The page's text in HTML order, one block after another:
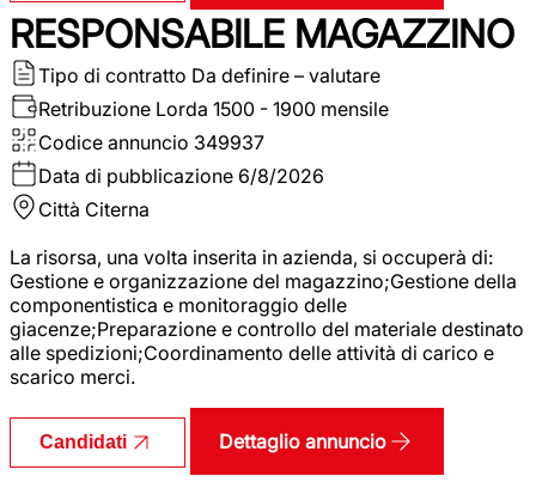
RESPONSABILE MAGAZZINO
Tipo di contratto Da definire – valutare
Retribuzione Lorda 1500 - 1900 mensile
Codice annuncio 349937
Data di pubblicazione 6/8/2026
Città Citerna
La risorsa, una volta inserita in azienda, si occuperà di:
Gestione e organizzazione del magazzino;Gestione della
componentistica e monitoraggio delle
giacenze;Preparazione e controllo del materiale destinato
alle spedizioni;Coordinamento delle attività di carico e
scarico merci.
Candidati Dettaglio annuncio